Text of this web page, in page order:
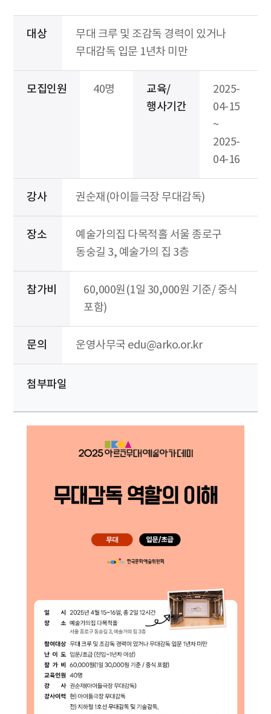
대상
무대 크루 및 조감독 경력이 있거나
무대감독 입문 1년차 미만
모집인원 40명
교육/
행사기간
2025-
04-15
~
2025-
04-16
강사 권순재(아이들극장 무대감독)
장소
예술가의집 다목적홀 서울 종로구
동숭길 3, 예술가의 집 3층
참가비
60,000원(1일 30,000원 기준/ 중식
포함)
문의 운영사무국 edu@arko.or.kr
첨부파일